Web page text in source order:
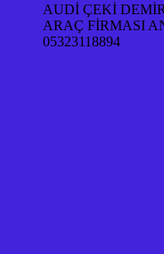
AUDİ ÇEKİ
ARAÇ FİRMASI
05323118894